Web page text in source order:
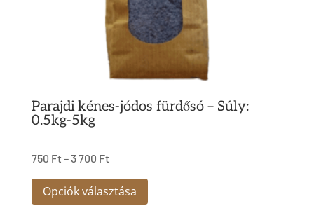
választhatók
ki
Parajdi kénes-jódos fürdősó – Súly:
0.5kg-5kg
750 Ft –3 700 Ft
Opciók választása
Ennek
a